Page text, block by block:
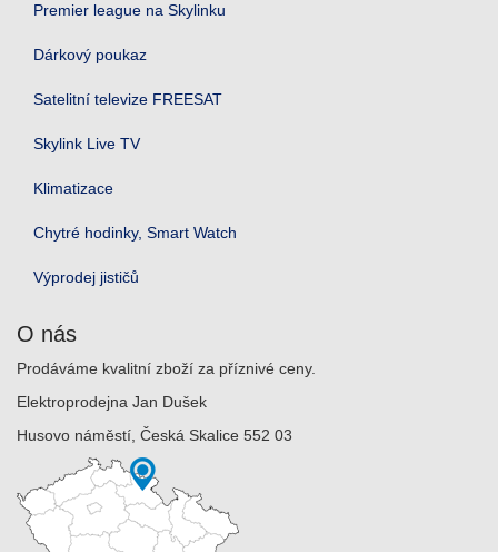
Premier league na Skylinku
Dárkový poukaz
Satelitní televize FREESAT
Skylink Live TV
Klimatizace
Chytré hodinky, Smart Watch
Výprodej jističů
O nás
Prodáváme kvalitní zboží za příznivé ceny.
Elektroprodejna Jan Dušek
Husovo náměstí, Česká Skalice 552 03